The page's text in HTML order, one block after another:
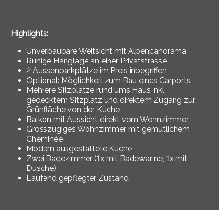
Highlights:
Unverbaubare Weitsicht mit Alpenpanorama
Ruhige Hanglage an einer Privatstrasse
2 Aussenparkplätze im Preis inbegriffen
Optional: Möglichkeit zum Bau eines Carports
Mehrere Sitzplätze rund ums Haus inkl.
gedecktem Sitzplatz und direktem Zugang zur
Grünfläche von der Küche
Balkon mit Aussicht direkt vom Wohnzimmer
Grosszügiges Wohnzimmer mit gemütlichem
Cheminée
Modern ausgestattete Küche
Zwei Badezimmer (1x mit Badewanne, 1x mit
Dusche)
Laufend gepflegter Zustand